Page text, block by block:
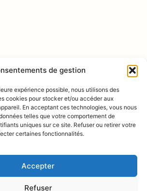
de gestion
expérience possible, nous utilisons des
cookies pour stocker et/ou accéder aux
En acceptant ces technologies, vous nous
telles que votre comportement de
uniques sur ce site. Refuser ou retirer votre
certaines fonctionnalités.
Accepter
Refuser